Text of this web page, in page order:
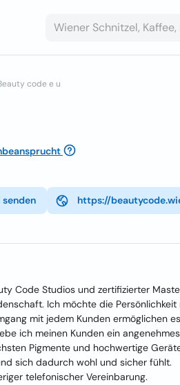
code e u
https://
Code Studios und zertifizierter
Ich möchte die
mit jedem Kunden ermöglichen
ich meinen Kunden ein
Pigmente und hochwertige
sich dadurch wohl und sicher fühlt.
telefonischer Vereinbarung.